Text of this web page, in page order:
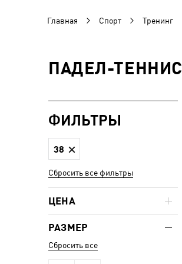
Главная Спорт Тренинг
ПАДЕЛ-ТЕННИС
ФИЛЬТРЫ
38
Сбросить все фильтры
ЦЕНА
РАЗМЕР
Сбросить все